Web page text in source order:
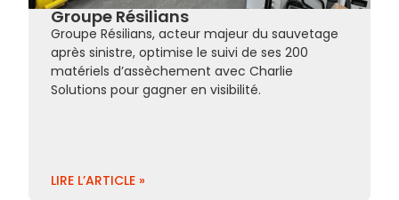
Groupe Résilians
Groupe Résilians, acteur majeur du sauvetage
après sinistre, optimise le suivi de ses 200
matériels d’assèchement avec Charlie
Solutions pour gagner en visibilité.
LIRE L’ARTICLE »